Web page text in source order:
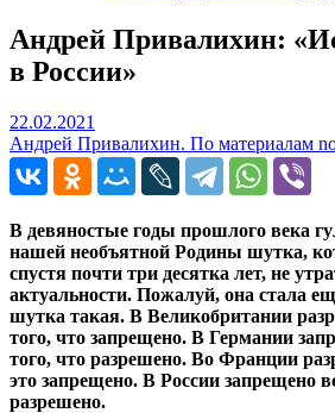
Андрей Привалихин:
в России»
22.02.2021
Андрей Привалихин. По материалам
В девяностые годы прошлого века
нашей необъятной Родины шутка,
спустя почти три десятка лет, не
актуальности. Пожалуй, она стала
шутка такая. В Великобритании
того, что запрещено. В Германии
того, что разрешено. Во Франции
это запрещено. В России запрещено
разрешено.